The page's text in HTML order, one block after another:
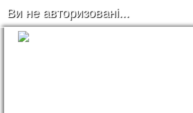
Ви не авторизовані...